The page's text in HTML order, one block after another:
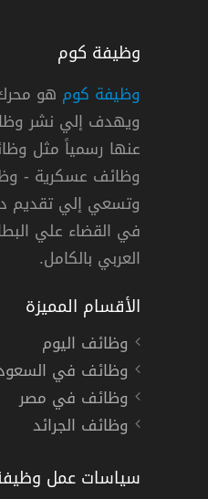
دوام
وظيفة كوم
وظيفة كوم هو
ويهدف إلي نشر
عنها رسمياً مثل
وظائف عسكرية -
وتسعي إلي تقديم
في القضاء علي
العربي بالكامل.
الأقسام المميزة
وظائف اليوم
وظائف في
وظائف في مصر
وظائف الجرائد
سياسات عمل